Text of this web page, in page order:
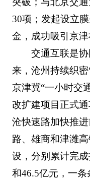
30项；发起设立
金，成功吸引京津
交通互联是
来，沧州持续织
京津冀“一小时交
改扩建项目正式
沧快速路加快推
路、雄商和津潍
设，分别累计完
和46.5亿元，一